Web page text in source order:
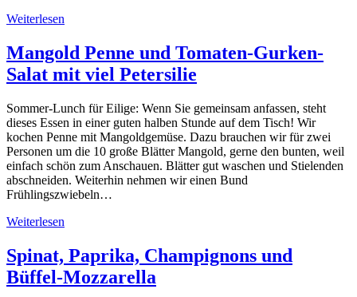
Weiterlesen
Mangold Penne und Tomaten-Gurken-
Salat mit viel Petersilie
Sommer-Lunch für Eilige: Wenn Sie gemeinsam anfassen, steht
dieses Essen in einer guten halben Stunde auf dem Tisch! Wir
kochen Penne mit Mangoldgemüse. Dazu brauchen wir für zwei
Personen um die 10 große Blätter Mangold, gerne den bunten, weil
einfach schön zum Anschauen. Blätter gut waschen und Stielenden
abschneiden. Weiterhin nehmen wir einen Bund
Frühlingszwiebeln…
Weiterlesen
Spinat, Paprika, Champignons und
Büffel-Mozzarella